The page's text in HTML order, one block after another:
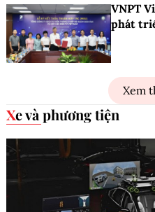
VNPT
phát
Xem
Xe và phương tiện